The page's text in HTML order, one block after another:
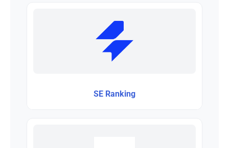
SE Ranking